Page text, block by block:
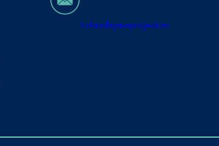
hola@dejavuproject.es